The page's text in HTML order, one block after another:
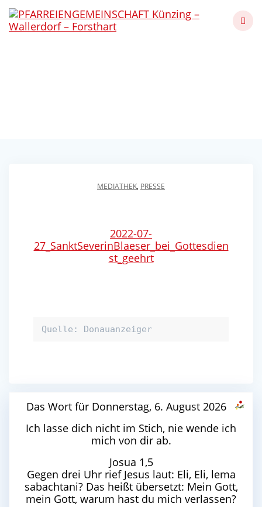
to
MEDIATHEK, PRESSE
2022-07-
27_SanktSeverinBlaeser_bei_Gottesdien
st_geehrt
Quelle: Donauanzeiger
Das Wort für Donnerstag, 6. August 2026
Ich lasse dich nicht im Stich, nie wende ich
mich von dir ab.
Josua 1,5
Gegen drei Uhr rief Jesus laut: Eli, Eli, lema
sabachtani? Das heißt übersetzt: Mein Gott,
mein Gott, warum hast du mich verlassen?